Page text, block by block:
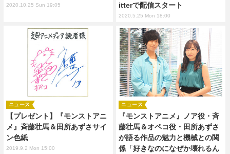
2020.10.25 Sun 19:05
itterで配信スタート
2020.5.25 Mon 18:00
【プレゼント】『モンストアニ
メ』斉藤壮馬＆田所あずさサイ
ン色紙
ニュース
2019.9.2 Mon 15:00
『モンストアニメ』ノア役・斉
藤壮馬＆オペコ役・田所あずさ
が語る作品の魅力と機械との関
係「好きなのになぜか壊れるん
ニュース